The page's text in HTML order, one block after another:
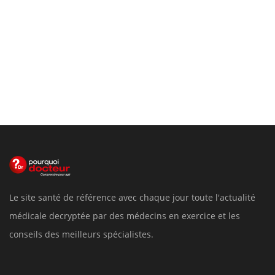
Le site santé de référence avec chaque jour toute l'actualité
médicale decryptée par des médecins en exercice et les
conseils des meilleurs spécialistes.